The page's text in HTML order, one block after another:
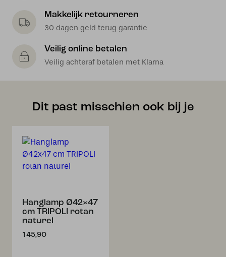
Makkelijk retourneren
30 dagen geld terug garantie
Veilig online betalen
Veilig achteraf betalen met Klarna
Dit past misschien ook bij je
Hanglamp Ø42×47
cm TRIPOLI rotan
naturel
145,90